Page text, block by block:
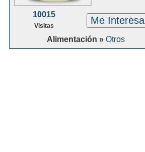
10015
Visitas Me Interesa
Alimentación » Otros